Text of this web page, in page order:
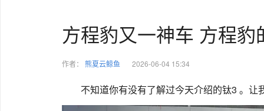
方程豹又一神车 方程豹
作者： 熊夏云鲸鱼 2026-06-04 15:34
不知道你有没有了解过今天介绍的钛3 。让